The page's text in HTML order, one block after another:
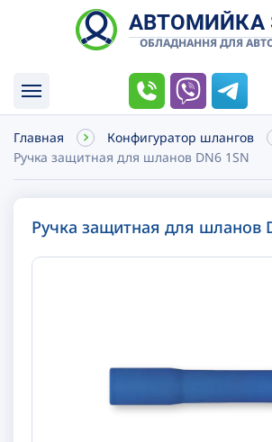
АВТОМИЙКА
ОБЛАДНАННЯ ДЛЯ
Главная Конфигуратор шлангов
Ручка защитная для шланов DN6 1SN
Ручка защитная для шланов